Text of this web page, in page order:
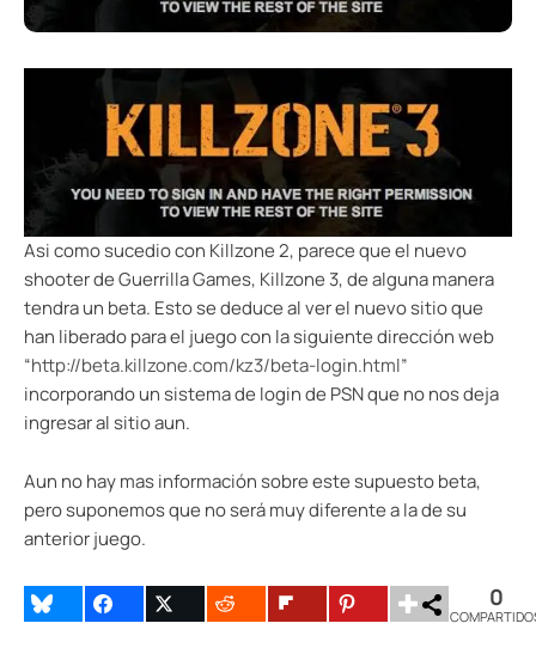
Asi como sucedio con Killzone 2, parece que el nuevo
shooter de Guerrilla Games, Killzone 3, de alguna manera
tendra un beta. Esto se deduce al ver el nuevo sitio que
han liberado para el juego con la siguiente dirección web
“http://beta.killzone.com/kz3/beta-login.html”
incorporando un sistema de login de PSN que no nos deja
ingresar al sitio aun.
Aun no hay mas información sobre este supuesto beta,
pero suponemos que no será muy diferente a la de su
anterior juego.
0